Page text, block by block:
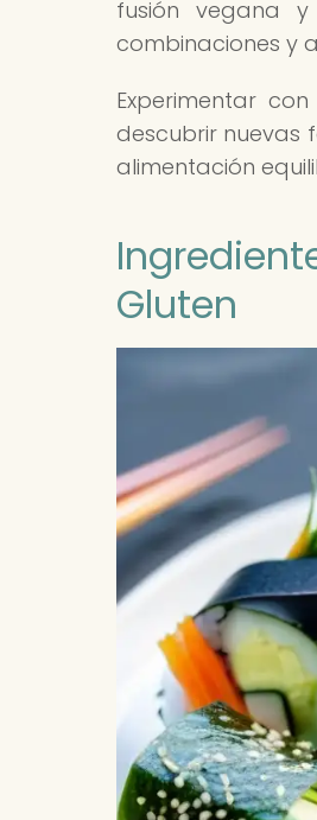
fusión vegana
combinaciones y
Experimentar
descubrir nuevas
alimentación
Gluten